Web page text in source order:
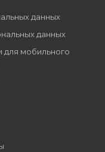
данных
данных
для мобильного